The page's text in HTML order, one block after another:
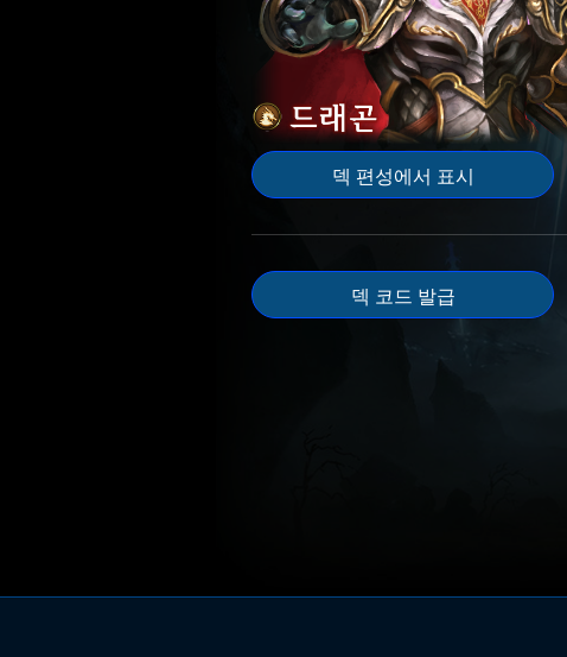
덱 편성에서 표시
덱 코드 발급